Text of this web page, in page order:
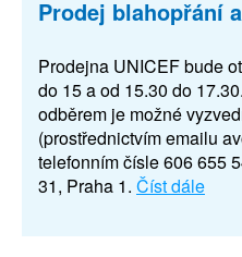
Prodej blahopřání
Prodejna UNICEF bude
do 15 a od 15.30 do
odběrem je možné
(prostřednictvím emailu
telefonním čísle 606 655
31, Praha 1. Číst dále